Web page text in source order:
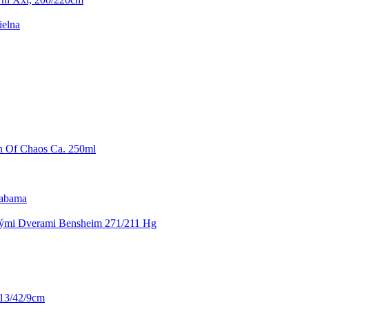
Of Chaos Ca. 250ml
Dverami Bensheim 271/211 Hg
42/9cm